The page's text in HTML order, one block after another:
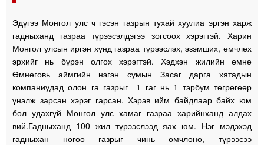
Эдүгээ Монгол улс ч гэсэн газрын тухай хуулиа эргэн харж
гадныханд газраа түрээсэлдэгээ зогсоох хэрэгтэй. Харин
Монгол улсын иргэн хүнд газраа түрээслэх, эзэмших, өмчлөх
эрхийг нь бүрэн олгох хэрэгтэй. Хэдхэн жилийн өмнө
Өмнөговь аймгийн нэгэн сумын Засаг дарга хятадын
компаниудад олон га газрыг 1 гаг нь 1 тэрбум төгрөгөөр
үнэлж зарсан хэрэг гарсан. Хэрэв ийм байдлаар байх юм
бол удахгүй Монгол улс хамаг газраа харийнханд алдах
вий.Гадныханд 100 жил түрээслээд яах юм. Нэг мэдэхэд
гадныхан нөгөө газрыг чинь өмчлөнө, түрээсээ